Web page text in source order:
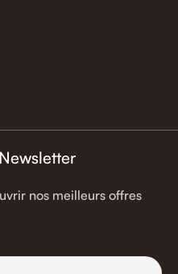
nos meilleurs offres